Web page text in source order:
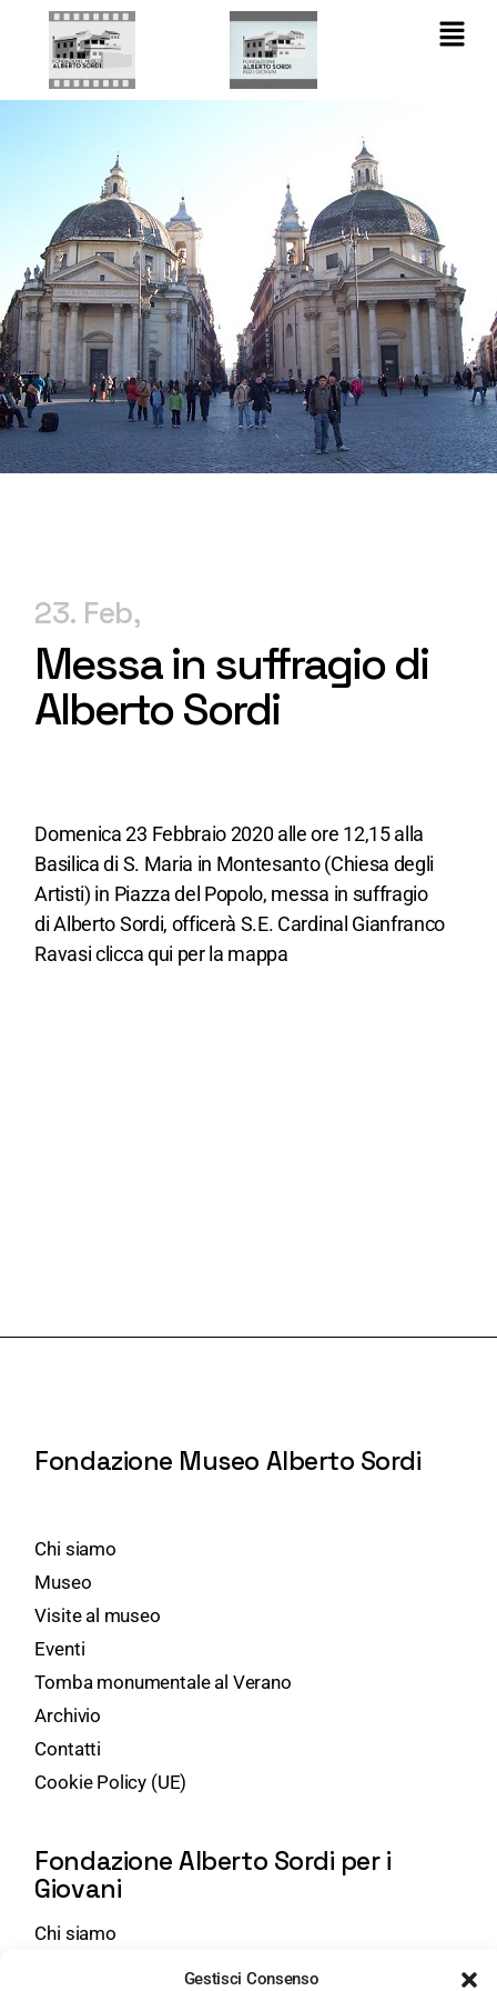
Gestisci Consenso
23. Feb
Messa in suffragio di
Alberto Sordi
Domenica 23 Febbraio 2020 alle ore 12,15 alla
Basilica di S. Maria in Montesanto (Chiesa degli
Artisti) in Piazza del Popolo, messa in suffragio
di Alberto Sordi, officerà S.E. Cardinal Gianfranco
Ravasi cliccaqui per la mappa
Fondazione Museo Alberto Sordi
Chi siamo
Museo
Visite al museo
Eventi
Tomba monumentale al Verano
Archivio
Contatti
Cookie Policy (UE)
Fondazione Alberto Sordi per i
Giovani
Chi siamo